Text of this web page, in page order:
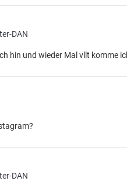
DAN
hin und wieder Mal vllt komme
DAN